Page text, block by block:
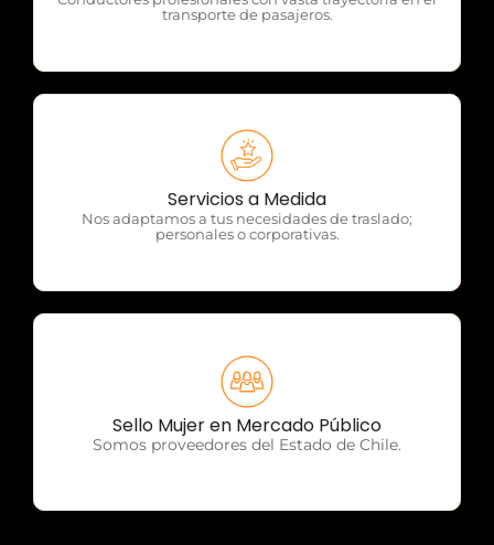
transporte de pasajeros.
Servicios a Medida
Nos adaptamos a tus necesidades de traslado;
personales o corporativas.
OTP Servicios
Sello Mujer en Mercado Público
Somos proveedores del Estado de Chile.
OTP Servicios